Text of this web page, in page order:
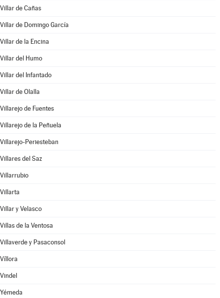
Villar de Cañas
Villar de Domingo García
Villar de la Encina
Villar del Humo
Villar del Infantado
Villar de Olalla
Villarejo de Fuentes
Villarejo de la Peñuela
Villarejo-Periesteban
Villares del Saz
Villarrubio
Villarta
Villar y Velasco
Villas de la Ventosa
Villaverde y Pasaconsol
Víllora
Vindel
Yémeda